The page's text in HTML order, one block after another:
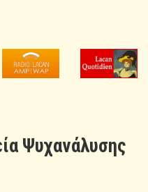
Ψυχανάλυσης